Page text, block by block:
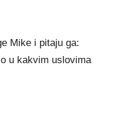
Mike i pitaju ga:
u kakvim uslovima